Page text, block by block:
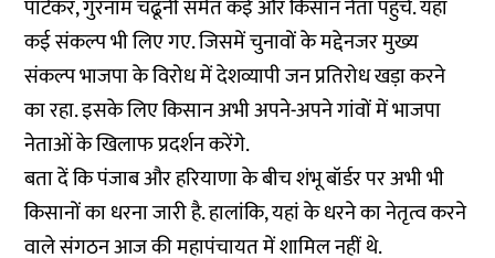
पाटेकर, गुरनाम चढूनी समेत कई और किसान नेता पहुंचे. यहां
कई संकल्प भी लिए गए. जिसमें चुनावों के मद्देनजर मुख्य
संकल्प भाजपा के विरोध में देशव्यापी जन प्रतिरोध खड़ा करने
का रहा. इसके लिए किसान अभी अपने-अपने गांवों में भाजपा
नेताओं के खिलाफ प्रदर्शन करेंगे.
बता दें कि पंजाब और हरियाणा के बीच शंभू बॉर्डर पर अभी भी
किसानों का धरना जारी है. हालांकि, यहां के धरने का नेतृत्व करने
वाले संगठन आज की महापंचायत में शामिल नहीं थे.